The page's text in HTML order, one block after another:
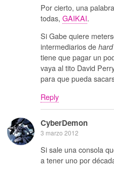
Por cierto, una
todas, GAIKAI.
Si Gabe quiere
intermediarios de hard
tiene que pagar un
vaya al tito David
para que pueda
Reply
CyberDemon
3 marzo 2012
Si sale una consola
a tener uno por